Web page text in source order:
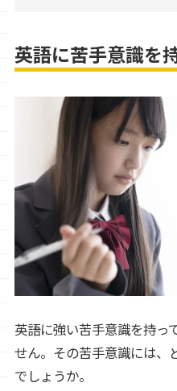
英語に苦手意識を
英語に強い苦手意識を持っ
せん。その苦手意識には、
でしょうか。